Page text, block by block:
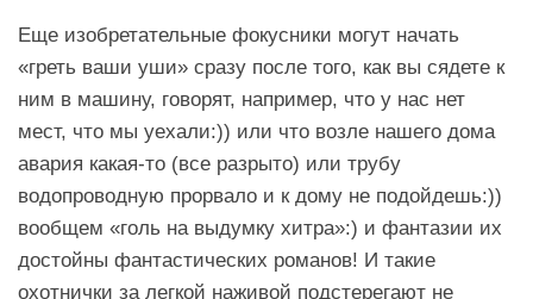
Еще изобретательные фокусники могут начать
«греть ваши уши» сразу после того, как вы сядете к
ним в машину, говорят, например, что у нас нет
мест, что мы уехали:)) или что возле нашего дома
авария какая-то (все разрыто) или трубу
водопроводную прорвало и к дому не подойдешь:))
вообщем «голь на выдумку хитра»:) и фантазии их
достойны фантастических романов! И такие
охотнички за легкой наживой подстерегают не